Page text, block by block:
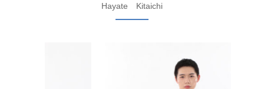
レッスン生・タレント募集
Hayate Kitaichi